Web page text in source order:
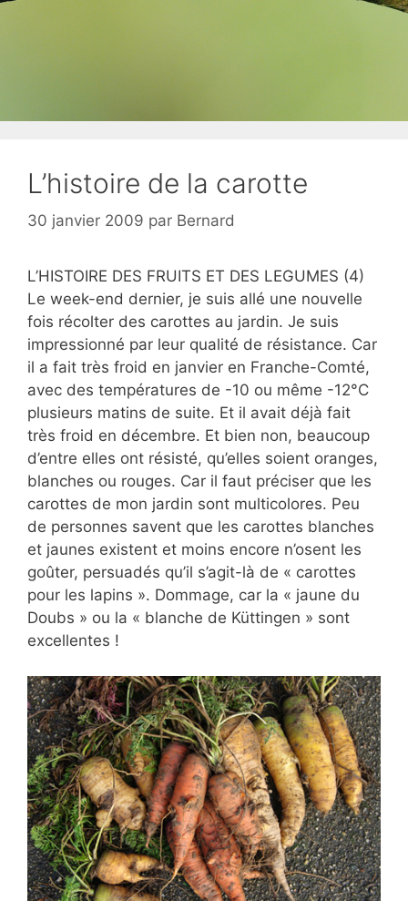
L’histoire de la carotte
30 janvier 2009 par Bernard
L’HISTOIRE DES FRUITS ET DES LEGUMES (4)
Le week-end dernier, je suis allé une nouvelle
fois récolter des carottes au jardin. Je suis
impressionné par leur qualité de résistance. Car
il a fait très froid en janvier en Franche-Comté,
avec des températures de -10 ou même -12°C
plusieurs matins de suite. Et il avait déjà fait
très froid en décembre. Et bien non, beaucoup
d’entre elles ont résisté, qu’elles soient oranges,
blanches ou rouges. Car il faut préciser que les
carottes de mon jardin sont multicolores. Peu
de personnes savent que les carottes blanches
et jaunes existent et moins encore n’osent les
goûter, persuadés qu’il s’agit-là de « carottes
pour les lapins ». Dommage, car la « jaune du
Doubs » ou la « blanche de Küttingen » sont
excellentes !